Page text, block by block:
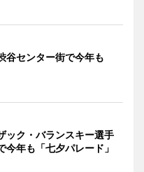
谷センター街で今年も
ック・バランスキー選手
今年も「七夕パレード」